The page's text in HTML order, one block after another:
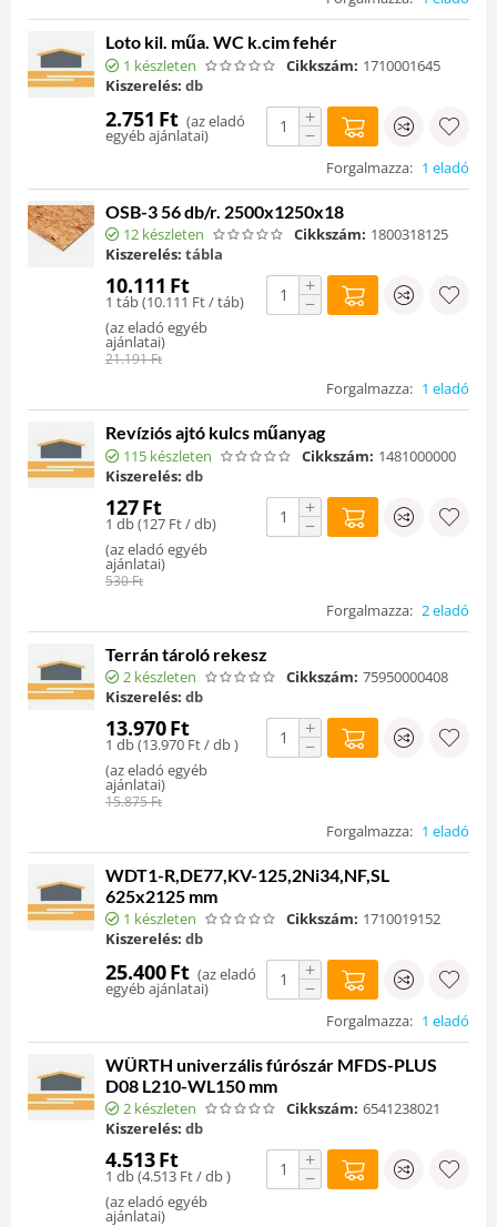
Loto kil. műa. WC k.cim fehér
1 készleten Cikkszám: 1710001645
Kiszerelés: db
2.751 Ft (az eladó
egyéb ajánlatai)
+
−
Forgalmazza: 1 eladó
OSB-3 56 db/r. 2500x1250x18
12 készleten Cikkszám: 1800318125
Kiszerelés: tábla
10.111 Ft
1 táb (10.111 Ft/ táb)
(az eladó egyéb
ajánlatai)
21.191Ft
+
−
Forgalmazza: 1 eladó
Revíziós ajtó kulcs műanyag
115 készleten Cikkszám: 1481000000
Kiszerelés: db
127Ft
1 db (127 Ft/ db)
(az eladó egyéb
ajánlatai)
530Ft
+
−
Forgalmazza: 2 eladó
Terrán tároló rekesz
2 készleten Cikkszám: 75950000408
Kiszerelés: db
13.970Ft
1 db (13.970 Ft/ db )
(az eladó egyéb
ajánlatai)
15.875Ft
+
−
Forgalmazza: 1 eladó
WDT1-R,DE77,KV-125,2Ni34,NF,SL
625x2125 mm
1 készleten Cikkszám: 1710019152
Kiszerelés: db
25.400Ft (az eladó
egyéb ajánlatai)
+
−
Forgalmazza: 1 eladó
WÜRTH univerzális fúrószár MFDS-PLUS
D08 L210-WL150 mm
2 készleten Cikkszám: 6541238021
Kiszerelés: db
4.513Ft
1 db (4.513 Ft/ db )
(az eladó egyéb
ajánlatai)
+
−